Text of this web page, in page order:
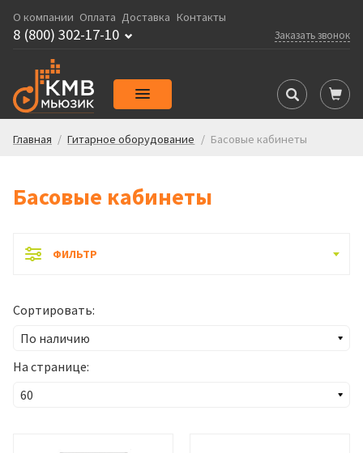
О компании Оплата Доставка Контакты
Заказать звонок
8 (800) 302-17-10
Главная / Гитарное оборудование / Басовые кабинеты
Басовые кабинеты
ФИЛЬТР
Сортировать:
На странице: